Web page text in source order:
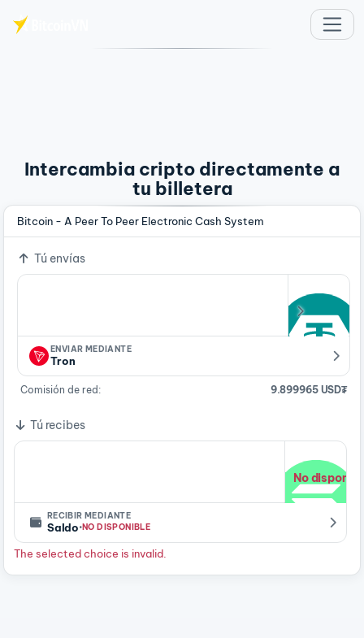
Intercambia cripto directamente a
tu billetera
Bitcoin - A Peer To Peer Electronic Cash System
Tú envías
ENVIAR MEDIANTE
Tron
Comisión de red: 9.899965 USD₮
Tú recibes
No
RECIBIR MEDIANTE
Saldo·NO DISPONIBLE
The selected choice is invalid.